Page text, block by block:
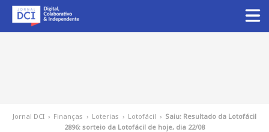
Jornal DCI › Finanças › Loterias › Lotofácil › Saiu: Resultado da Lotofácil
2896: sorteio da Lotofácil de hoje, dia 22/08